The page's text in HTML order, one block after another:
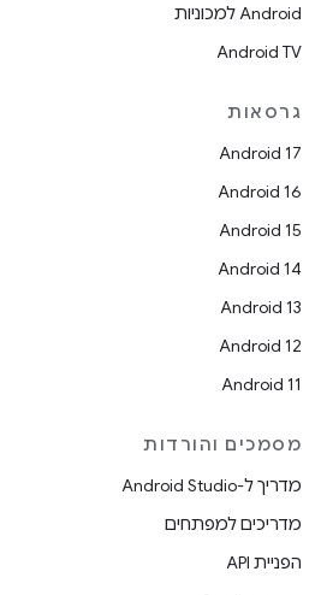
Android למכוניות
Android TV
גרסאות
Android 17
Android 16
Android 15
Android 14
Android 13
Android 12
Android 11
מסמכים והורדות
מדריך ל-Android Studio
מדריכים למפתחים
הפניית API